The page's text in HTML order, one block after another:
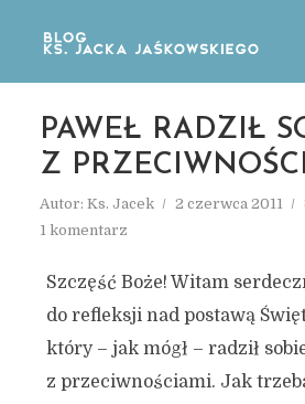
PAWEŁ RADZIŁ
Z
Autor: Ks. Jacek 2 czerwca 2011
1 komentarz
Szczęść Boże! Witam
do refleksji nad postawą
który – jak mógł – radził
z przeciwnościami. Jak